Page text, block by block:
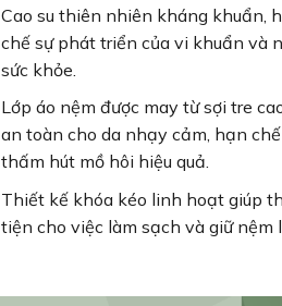
Cao su thiên nhiên kháng khuẩn,
chế sự phát triển của vi khuẩn và
sức khỏe.
Lớp áo nệm được may từ sợi tre
an toàn cho da nhạy cảm, hạn
thấm hút mồ hôi hiệu quả.
Thiết kế khóa kéo linh hoạt giúp
tiện cho việc làm sạch và giữ nệm